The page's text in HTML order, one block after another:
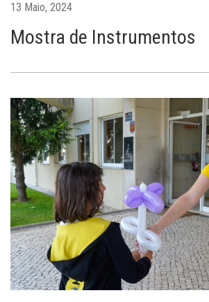
13 Maio, 2024
Mostra de Instrumentos